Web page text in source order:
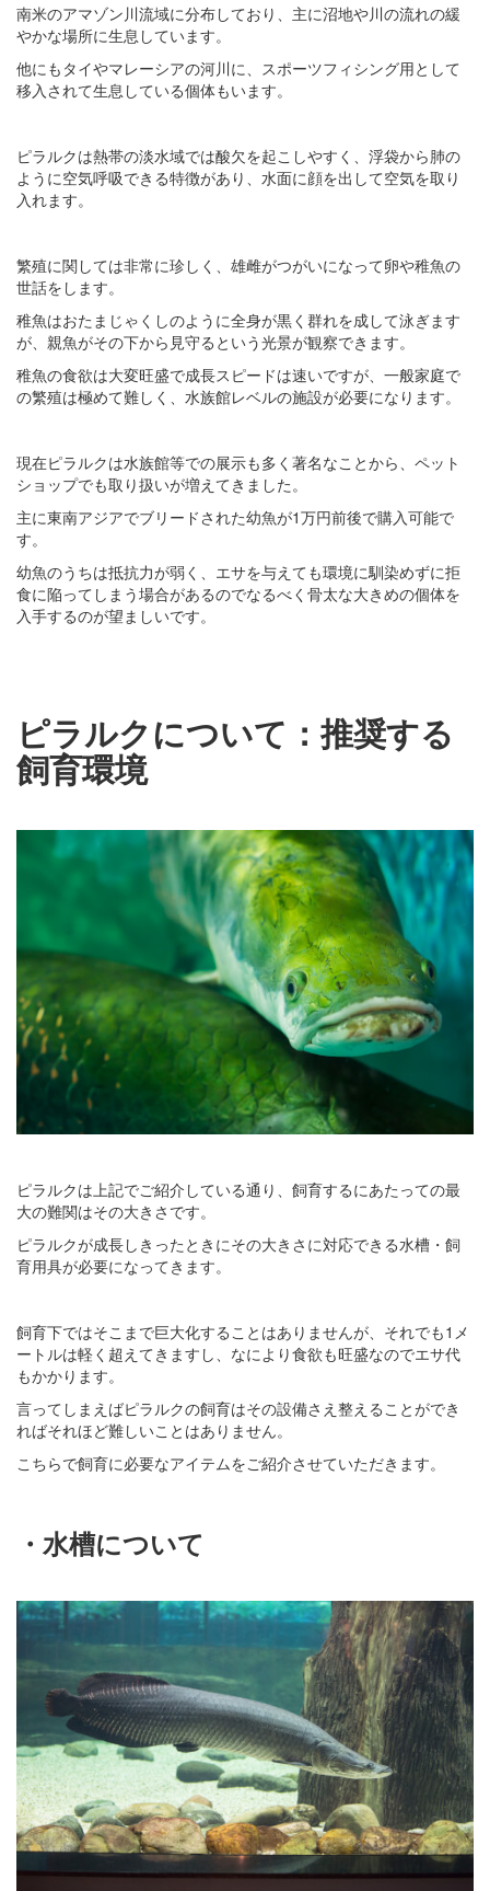
南米のアマゾン川流域に分布しており、主に沼地や川の流れの緩
やかな場所に生息しています。
他にもタイやマレーシアの河川に、スポーツフィシング用として
移入されて生息している個体もいます。
ピラルクは熱帯の淡水域では酸欠を起こしやすく、浮袋から肺の
ように空気呼吸できる特徴があり、水面に顔を出して空気を取り
入れます。
繁殖に関しては非常に珍しく、雄雌がつがいになって卵や稚魚の
世話をします。
稚魚はおたまじゃくしのように全身が黒く群れを成して泳ぎます
が、親魚がその下から見守るという光景が観察できます。
稚魚の食欲は大変旺盛で成長スピードは速いですが、一般家庭で
の繁殖は極めて難しく、水族館レベルの施設が必要になります。
現在ピラルクは水族館等での展示も多く著名なことから、ペット
ショップでも取り扱いが増えてきました。
主に東南アジアでブリードされた幼魚が1万円前後で購入可能で
す。
幼魚のうちは抵抗力が弱く、エサを与えても環境に馴染めずに拒
食に陥ってしまう場合があるのでなるべく骨太な大きめの個体を
入手するのが望ましいです。
ピラルクについて：推奨する
飼育環境
ピラルクは上記でご紹介している通り、飼育するにあたっての最
大の難関はその大きさです。
ピラルクが成長しきったときにその大きさに対応できる水槽・飼
育用具が必要になってきます。
飼育下ではそこまで巨大化することはありませんが、それでも1メ
ートルは軽く超えてきますし、なにより食欲も旺盛なのでエサ代
もかかります。
言ってしまえばピラルクの飼育はその設備さえ整えることができ
ればそれほど難しいことはありません。
こちらで飼育に必要なアイテムをご紹介させていただきます。
・水槽について